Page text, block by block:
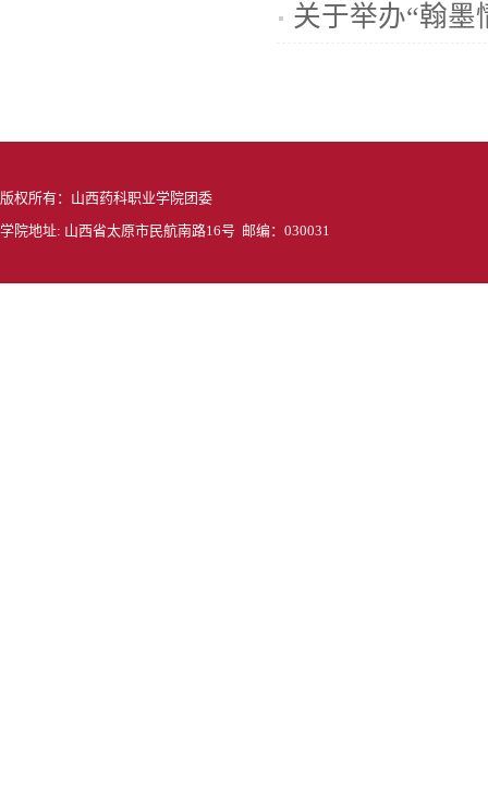
关于举办“翰墨
版权所有：山西药科职业学院团委
学院地址: 山西省太原市民航南路16号 邮编：030031